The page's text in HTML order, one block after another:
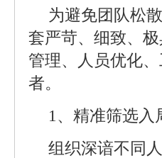
为避免团队松
套严苛、细致、
管理、人员优化
者。
1、精准筛选入
组织深谙不同